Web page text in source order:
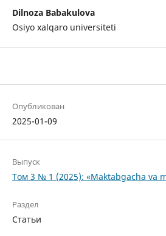
Dilnoza Babakulova
Osiyo xalqaro universiteti
Опубликован
2025-01-09
Выпуск
Том 3 № 1 (2025): «Maktabgacha va
Раздел
Статьи